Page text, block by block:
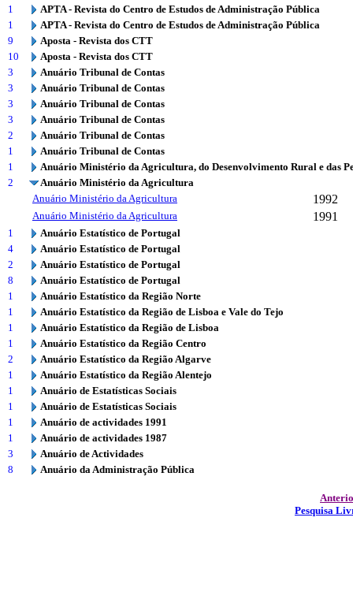
1
APTA - Revista do Centro de Estudos de Administração Pública
1
APTA - Revista do Centro de Estudos de Administração Pública
9
Aposta - Revista dos CTT
10
Aposta - Revista dos CTT
3
Anuário Tribunal de Contas
3
Anuário Tribunal de Contas
3
Anuário Tribunal de Contas
3
Anuário Tribunal de Contas
2
Anuário Tribunal de Contas
1
Anuário Tribunal de Contas
1
Anuário Ministério da Agricultura, do Desenvolvimento Rural e das
2
Anuário Ministério da Agricultura
Anuário Ministério da Agricultura
1992
Anuário Ministério da Agricultura 1991
1
Anuário Estatístico de Portugal
4
Anuário Estatístico de Portugal
2
Anuário Estatístico de Portugal
8
Anuário Estatístico de Portugal
1
Anuário Estatístico da Região Norte
1
Anuário Estatístico da Região de Lisboa e Vale do Tejo
1
Anuário Estatístico da Região de Lisboa
1
Anuário Estatístico da Região Centro
2
Anuário Estatístico da Região Algarve
1
Anuário Estatístico da Região Alentejo
1
Anuário de Estatísticas Sociais
1
Anuário de Estatísticas Sociais
1
Anuário de actividades 1991
1
Anuário de actividades 1987
3
Anuário de Actividades
8
Anuário da Administração Pública
Pesquisa